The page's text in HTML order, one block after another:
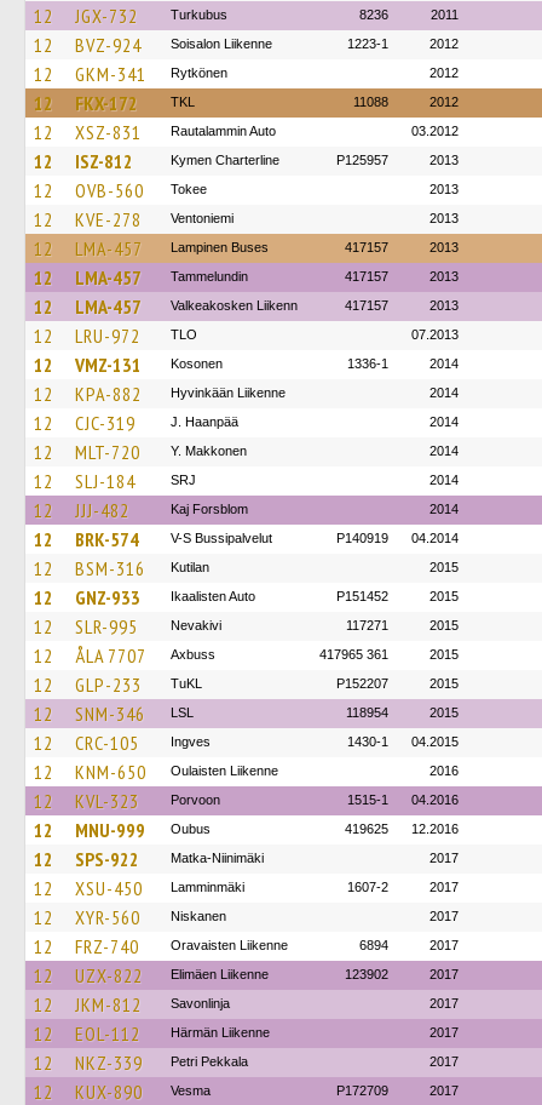
12 JGX-732 Turkubus 8236 2011
12 BVZ-924 Soisalon Liikenne 1223-1 2012
12 GKM-341 Rytkönen 2012
12 FKX-172 TKL 11088 2012
12 XSZ-831 Rautalammin Auto 03.2012
12 ISZ-812 Kymen Charterline P125957 2013
12 OVB-560 Tokee 2013
12 KVE-278 Ventoniemi 2013
12 LMA-457 Lampinen Buses 417157 2013
12 LMA-457 Tammelundin 417157 2013
12 LMA-457 Valkeakosken Liikenn 417157 2013
12 LRU-972 TLO 07.2013
12 VMZ-131 Kosonen 1336-1 2014
12 KPA-882 Hyvinkään Liikenne 2014
12 CJC-319 J. Haanpää 2014
12 MLT-720 Y. Makkonen 2014
12 SLJ-184 SRJ 2014
12 JJJ-482 Kaj Forsblom 2014
12 BRK-574 V-S Bussipalvelut P140919 04.2014
12 BSM-316 Kutilan 2015
12 GNZ-933 Ikaalisten Auto P151452 2015
12 SLR-995 Nevakivi 117271 2015
12 ÅLA 7707 Axbuss 417965 361 2015
12 GLP-233 TuKL P152207 2015
12 SNM-346 LSL 118954 2015
12 CRC-105 Ingves 1430-1 04.2015
12 KNM-650 Oulaisten Liikenne 2016
12 KVL-323 Porvoon 1515-1 04.2016
12 MNU-999 Oubus 419625 12.2016
12 SPS-922 Matka-Niinimäki 2017
12 XSU-450 Lamminmäki 1607-2 2017
12 XYR-560 Niskanen 2017
12 FRZ-740 Oravaisten Liikenne 6894 2017
12 UZX-822 Elimäen Liikenne 123902 2017
12 JKM-812 Savonlinja 2017
12 EOL-112 Härmän Liikenne 2017
12 NKZ-339 Petri Pekkala 2017
12 KUX-890 Vesma P172709 2017